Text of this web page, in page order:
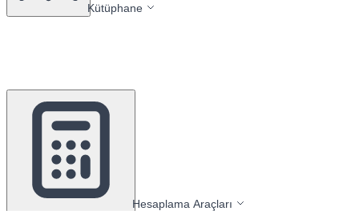
Kütüphane
Hesaplama Araçları